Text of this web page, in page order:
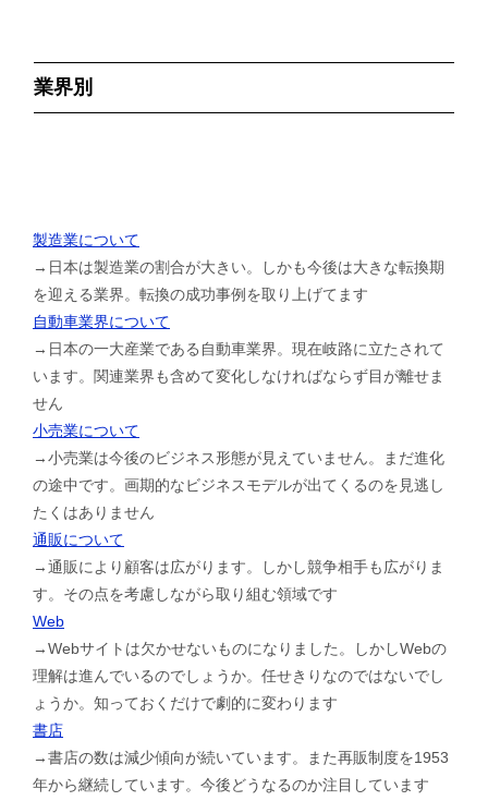
業界別
製造業について
→日本は製造業の割合が大きい。しかも今後は大きな転換期
を迎える業界。転換の成功事例を取り上げてます
自動車業界について
→日本の一大産業である自動車業界。現在岐路に立たされて
います。関連業界も含めて変化しなければならず目が離せま
せん
小売業について
→小売業は今後のビジネス形態が見えていません。まだ進化
の途中です。画期的なビジネスモデルが出てくるのを見逃し
たくはありません
通販について
→通販により顧客は広がります。しかし競争相手も広がりま
す。その点を考慮しながら取り組む領域です
Web
→Webサイトは欠かせないものになりました。しかしWebの
理解は進んでいるのでしょうか。任せきりなのではないでし
ょうか。知っておくだけで劇的に変わります
書店
→書店の数は減少傾向が続いています。また再販制度を1953
年から継続しています。今後どうなるのか注目しています